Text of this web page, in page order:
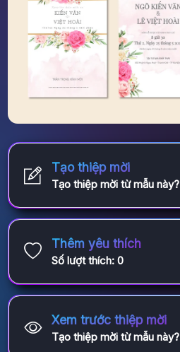
Tạo thiệp mời
Tạo thiệp mời từ mẫu này?
Thêm yêu thích
Số lượt thích: 0
Xem trước thiệp mời
Tạo thiệp mời từ mẫu này?